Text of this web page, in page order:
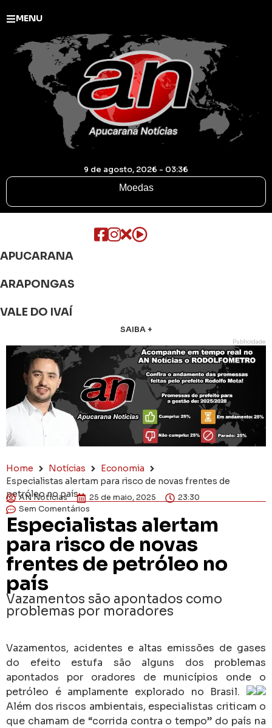
MENU
9 de agosto, 2026 - 03:36
Moedas
APUCARANA
ARAPONGAS
VALE DO IVAÍ
SAIBA +
Publicidade
Home Notícias
Economia
Especialistas alertam para risco de novas frentes de
petróleo no país
AN Notícias 25 de maio, 2025
23:30
Sem Comentários
Especialistas alertam
para risco de novas
frentes de petróleo no
país
Vazamentos são apontados como
problemas por moradores
Vazamentos, acidentes e altas emissões de gases
do efeito estufa são alguns dos problemas
apontados por oradores de municípios onde o
petróleo é amplamente explorado no Brasil.
Além dos riscos ambientais, especialistas criticam o
que chamam de “corrida contra o tempo” do país na